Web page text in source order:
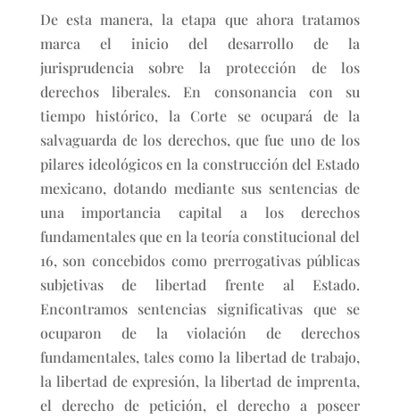
De esta manera, la etapa que ahora tratamos
marca el inicio del desarrollo de la
jurisprudencia sobre la protección de los
derechos liberales. En consonancia con su
tiempo histórico, la Corte se ocupará de la
salvaguarda de los derechos, que fue uno de los
pilares ideológicos en la construcción del Estado
mexicano, dotando mediante sus sentencias de
una importancia capital a los derechos
fundamentales que en la teoría constitucional del
16, son concebidos como prerrogativas públicas
subjetivas de libertad frente al Estado.
Encontramos sentencias significativas que se
ocuparon de la violación de derechos
fundamentales, tales como la libertad de trabajo,
la libertad de expresión, la libertad de imprenta,
el derecho de petición, el derecho a poseer